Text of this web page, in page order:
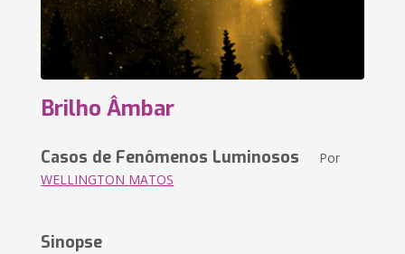
Brilho Âmbar
Casos de Fenômenos Luminosos Por
WELLINGTON MATOS
Sinopse